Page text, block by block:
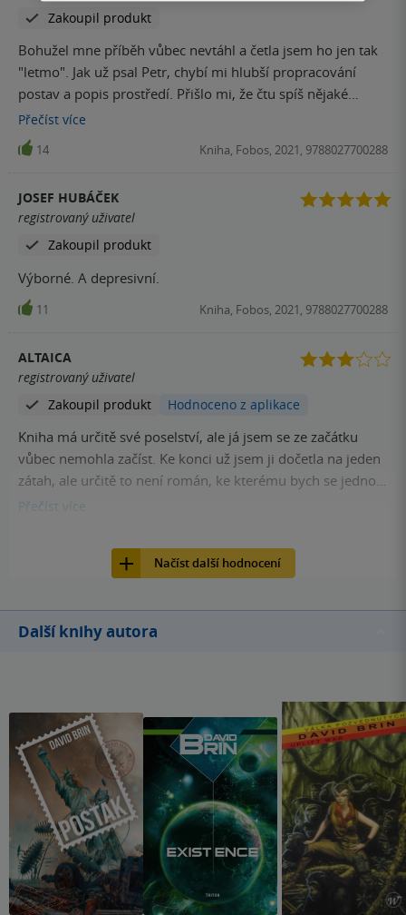
Zakoupil produkt
Bohužel mne příběh vůbec nevtáhl a četla jsem ho jen tak
"letmo". Jak už psal Petr, chybí mi hlubší propracování
postav a popis prostředí. Přišlo mi, že čtu spíš nějaké
americké dějiny než postapo... nicméně nehleďte jen na
můj názor, třeba se Vám kniha zalíbí :).
Přečíst více
14 Kniha, Fobos, 2021, 9788027700288
JOSEF HUBÁČEK
registrovaný uživatel
Zakoupil produkt
Výborné. A depresivní.
11 Kniha, Fobos, 2021, 9788027700288
ALTAICA
registrovaný uživatel
Zakoupil produkt
Hodnoceno z aplikace
Kniha má určitě své poselství, ale já jsem se ze začátku
vůbec nemohla začíst. Ke konci už jsem ji dočetla na jeden
zátah, ale určitě to není román, ke kterému bych se jednou
chtěla vrátit.
Přečíst
Načíst další hodnocení
Další knihy autora